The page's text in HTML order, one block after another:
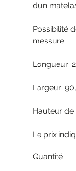
d’un
Possibilité
messure.
Longueur:
Largeur:
Hauteur de
Le prix
Quantité